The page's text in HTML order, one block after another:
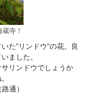
寺！
た”リンドウ”の花。良
ました。
リンドウでしょうか
通）